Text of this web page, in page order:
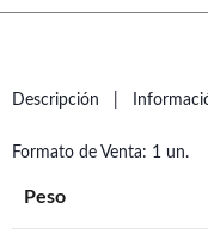
Descripción
Formato de Venta: 1 un.
Peso